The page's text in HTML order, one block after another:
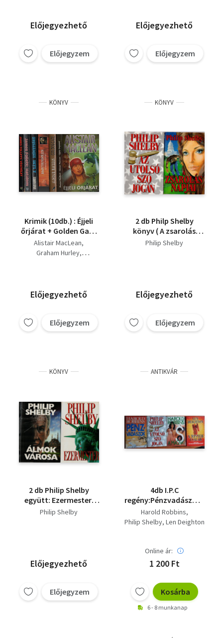
Előjegyezhető
Előjegyzem
Előjegyezhető
Előjegyzem
KÖNYV
Krimik (10db.) : Éjjeli
őrjárat + Golden Gate
+ Szükségállapot + A
láng szövetsége +
Brasco-Halálos
játszma + Rejtély a
Alistair MacLean
Graham Hurley
Nelson DeMille
Előjegyezhető
Előjegyzem
KÖNYV
2 db Philp Shelby
könyv ( A zsarolás
napjai + Az utolsó szó
Philip Shelby
Előjegyezhető
Előjegyzem
KÖNYV
2 db Philip Shelby
együtt: Ezermester,
Álmok városa.
Philip Shelby
Előjegyezhető
Előjegyzem
ANTIKVÁR
4db I.P.C
regény:Pénzvadászok,Az
utolsó szó jogán,A
Winter család,A
Harold Robbins
Philip Shelby Len Deighton
Online ár:
1 200 Ft
Kosárba
6 - 8 munkanap